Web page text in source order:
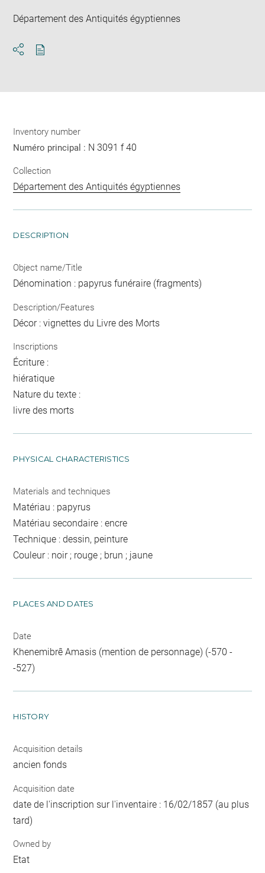
Département des Antiquités égyptiennes
Inventory number
Numéro principal : N 3091 f 40
Collection
Département des Antiquités égyptiennes
DESCRIPTION
Object name/Title
Dénomination : papyrus funéraire (fragments)
Description/Features
Décor : vignettes du Livre des Morts
Inscriptions
Écriture :
hiératique
Nature du texte :
livre des morts
PHYSICAL CHARACTERISTICS
Materials and techniques
Matériau : papyrus
Matériau secondaire : encre
Technique : dessin, peinture
Couleur : noir ; rouge ; brun ; jaune
PLACES AND DATES
Date
Khenemibrê Amasis (mention de personnage) (-570 -
-527)
HISTORY
Acquisition details
ancien fonds
Acquisition date
date de l'inscription sur l'inventaire : 16/02/1857 (au plus
tard)
Owned by
Etat